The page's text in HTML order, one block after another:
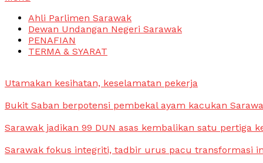
Ahli Parlimen Sarawak
Dewan Undangan Negeri Sarawak
PENAFIAN
TERMA & SYARAT
Utamakan kesihatan, keselamatan pekerja
Bukit Saban berpotensi pembekal ayam kacukan
Sarawak jadikan 99 DUN asas kembalikan satu pertiga
Sarawak fokus integriti, tadbir urus pacu transformasi